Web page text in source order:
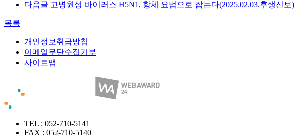
다음글 고병원성 바이러스 H5N1, 항체 요법으로 잡는다(2025.02.03.후생신보)
목록
개인정보취급방침
이메일무단수집거부
사이트맵
TEL : 052-710-5141
FAX : 052-710-5140